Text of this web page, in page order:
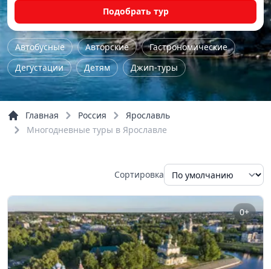
Подобрать тур
Автобусные Авторские
Гастрономические
Дегустации
Детям
Джип-туры
Железнодорожные
Женские
Йога - туры
Культурно-исторические
Мастер-класс
По области
Обзорные
Речные прогулки
Главная Россия
Ярославль
Многодневные туры в Ярославле
Сортировка
0+